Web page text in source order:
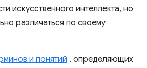
искусственного интеллекта, но
различаться по своему
и понятий , определяющих